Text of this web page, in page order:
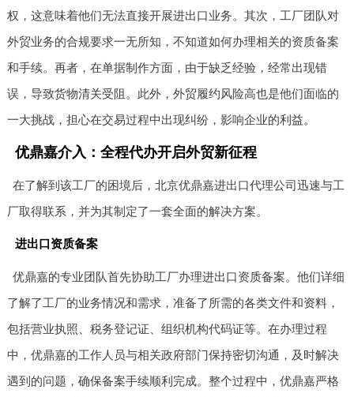
权，这意味着他们无法直接开展进出口业务。其次，工厂团队对
外贸业务的合规要求一无所知，不知道如何办理相关的资质备案
和手续。再者，在单据制作方面，由于缺乏经验，经常出现错
误，导致货物清关受阻。此外，外贸履约风险高也是他们面临的
一大挑战，担心在交易过程中出现纠纷，影响企业的利益。
优鼎嘉介入：全程代办开启外贸新征程
在了解到该工厂的困境后，北京优鼎嘉进出口代理公司迅速与工
厂取得联系，并为其制定了一套全面的解决方案。
进出口资质备案
优鼎嘉的专业团队首先协助工厂办理进出口资质备案。他们详细
了解了工厂的业务情况和需求，准备了所需的各类文件和资料，
包括营业执照、税务登记证、组织机构代码证等。在办理过程
中，优鼎嘉的工作人员与相关政府部门保持密切沟通，及时解决
遇到的问题，确保备案手续顺利完成。整个过程中，优鼎嘉严格